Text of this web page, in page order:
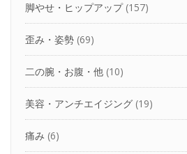
脚やせ・ヒップアップ(157)
歪み・姿勢 (69)
二の腕・お腹・他 (10)
美容・アンチエイジング (19)
痛み (6)